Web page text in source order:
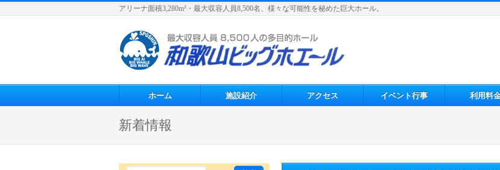
アリーナ面積3,280m²・最大収容人員8,500名、様々な可能性を秘めた巨大ホール。
ホーム 施設紹介 アクセス イベント行事 利用料
新着情報